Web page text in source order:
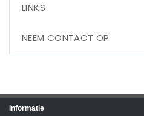
LINKS
NEEM CONTACT OP
Informatie